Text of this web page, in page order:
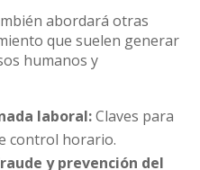
abordará otras
que suelen generar
humanos y
laboral:Claves para
control horario.
y prevención del